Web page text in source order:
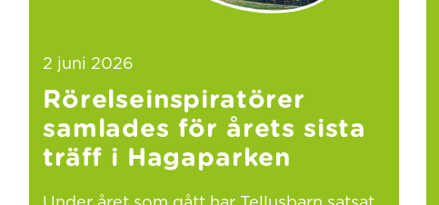
2 juni 2026
Rörelseinspiratörer
samlades för årets sista
träff i Hagaparken